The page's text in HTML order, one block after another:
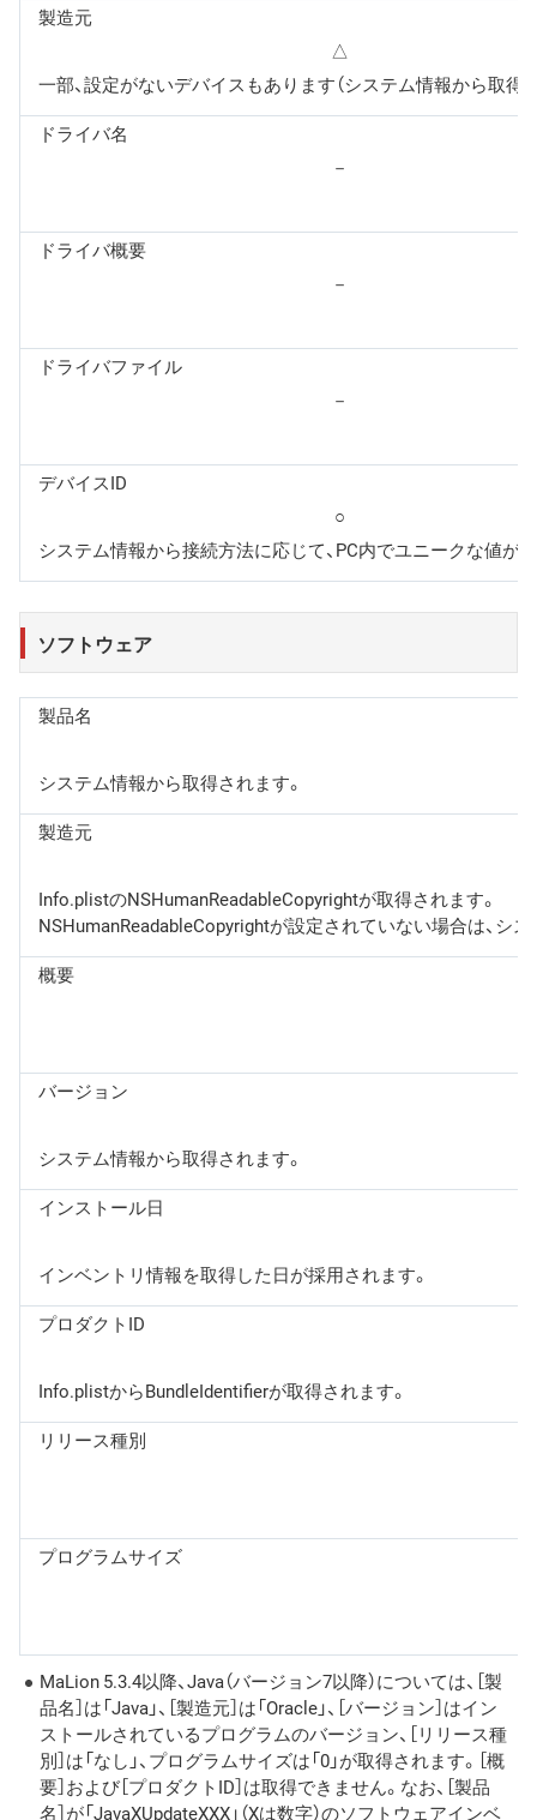
製造元
△
一部、設定がないデバイスもあります（システム情報から取得）
ドライバ名
－
ドライバ概要
－
ドライバファイル
－
デバイスID
○
システム情報から接続方法に応じて、PC内でユニークな値が
ソフトウェア
製品名
システム情報から取得されます。
製造元
Info.plistのNSHumanReadableCopyrightが取得されます。
NSHumanReadableCopyrightが設定されていない場合は、シ
概要
バージョン
システム情報から取得されます。
インストール日
インベントリ情報を取得した日が採用されます。
プロダクトID
Info.plistからBundleIdentifierが取得されます。
リリース種別
プログラムサイズ
MaLion 5.3.4以降、Java（バージョン7以降）については、［製
品名］は「Java」、［製造元］は「Oracle」、［バージョン］はイン
ストールされているプログラムのバージョン、［リリース種
別］は「なし」、プログラムサイズは「0」が取得されます。［概
要］および［プロダクトID］は取得できません。なお、［製品
名］が「JavaXUpdateXXX」（Xは数字）のソフトウェアインベ